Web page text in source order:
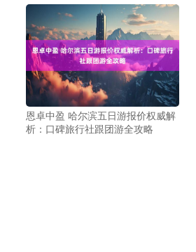
恩卓中盈 哈尔滨五日游报价权威解
析：口碑旅行社跟团游全攻略